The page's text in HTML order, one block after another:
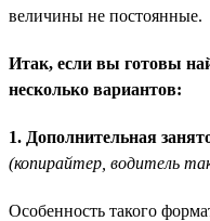
величины не постоянные.
Итак, если вы готовы
несколько вариантов:
1. Дополнительная
(копирайтер, водитель
Особенность такого